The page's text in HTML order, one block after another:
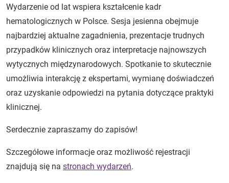
Wydarzenie od lat wspiera kształcenie kadr
hematologicznych w Polsce. Sesja jesienna obejmuje
najbardziej aktualne zagadnienia, prezentacje trudnych
przypadków klinicznych oraz interpretacje najnowszych
wytycznych międzynarodowych. Spotkanie to skutecznie
umożliwia interakcję z ekspertami, wymianę doświadczeń
oraz uzyskanie odpowiedzi na pytania dotyczące praktyki
klinicznej.
Serdecznie zapraszamy do zapisów!
Szczegółowe informacje oraz możliwość rejestracji
znajdują się na stronach wydarzeń.